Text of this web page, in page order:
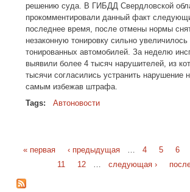
решению суда. В ГИБДД Свердловской
прокомментировали данный факт
последнее время, после отмены нормы
незаконную тонировку сильно увеличилось
тонированных автомобилей. За неделю
выявили более 4 тысяч нарушителей, из
тысячи согласились устранить нарушение
самым избежав штрафа.
Tags:
Автоновости
Страницы
« первая ‹ предыдущая 4 5 6
11
12 следующая ›